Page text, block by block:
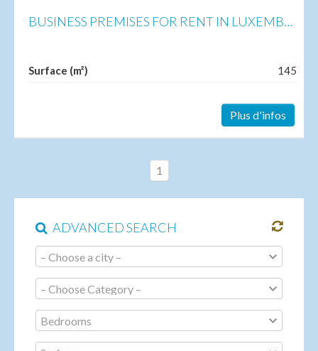
BUSINESS PREMISES FOR RENT IN LUXEMBOURG-GARE
Surface (m²) 145
Plus d'infos
1
ADVANCED SEARCH